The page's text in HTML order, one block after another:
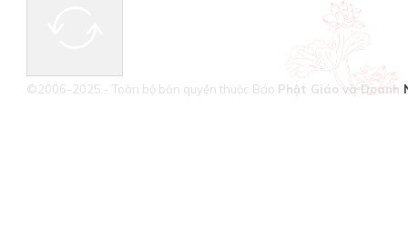
©2006-2025 - Toàn bộ bản quyền thuộc Báo Phật Giáo và Doanh